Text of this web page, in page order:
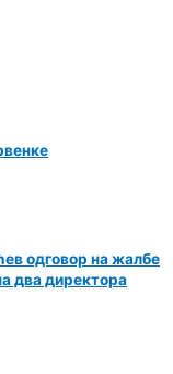
одговор на жалбе
два директора